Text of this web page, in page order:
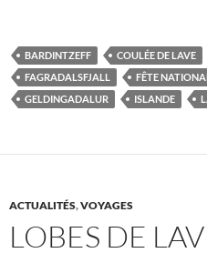
BARDINTZEFF COULÉE DE LAVE
FAGRADALSFJALL
FÊTE
GELDINGADALUR
ISLANDE
ACTUALITÉS,VOYAGES
LOBES DE